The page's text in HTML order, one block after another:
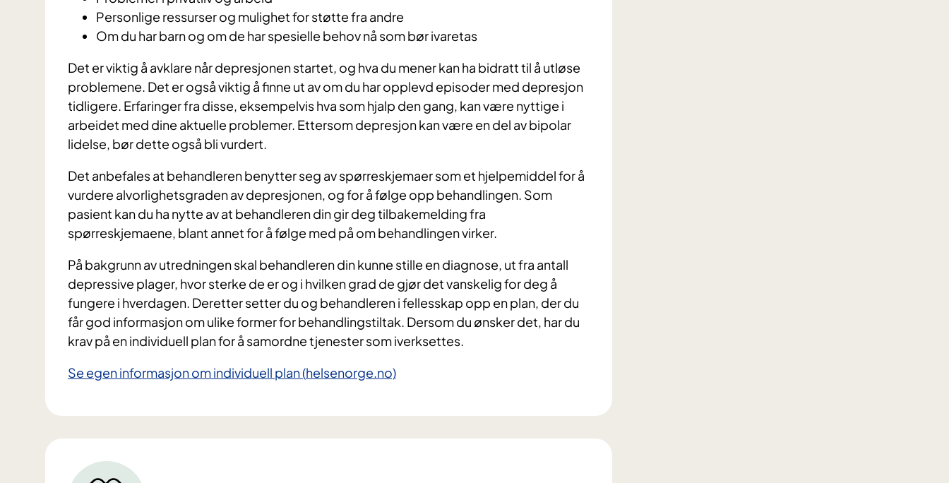
Personlige ressurser og mulighet for støtte fra andre
Om du har barn og om de har spesielle behov nå som bør ivaretas
Det er viktig å avklare når depresjonen startet, og hva du mener kan ha bidratt til å utløse
problemene. Det er også viktig å finne ut av om du har opplevd episoder med depresjon
tidligere. Erfaringer fra disse, eksempelvis hva som hjalp den gang, kan være nyttige i
arbeidet med dine aktuelle problemer. Ettersom depresjon kan være en del av bipolar
lidelse, bør dette også bli vurdert.
Det anbefales at behandleren benytter seg av spørreskjemaer som et hjelpemiddel for å
vurdere alvorlighetsgraden av depresjonen, og for å følge opp behandlingen. Som
pasient kan du ha nytte av at behandleren din gir deg tilbakemelding fra
spørreskjemaene, blant annet for å følge med på om behandlingen virker.
På bakgrunn av utredningen skal behandleren din kunne stille en diagnose, ut fra antall
depressive plager, hvor sterke de er og i hvilken grad de gjør det vanskelig for deg å
fungere i hverdagen. Deretter setter du og behandleren i fellesskap opp en plan, der du
får god informasjon om ulike former for behandlingstiltak. Dersom du ønsker det, har du
krav på en individuell plan for å samordne tjenester som iverksettes.
Se egen informasjon om individuell plan (helsenorge.no)